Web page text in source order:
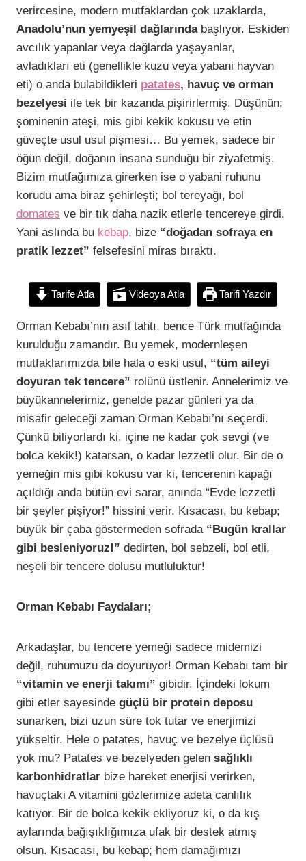
c
e
b
o
o
k
n
t
e
r
e
s
t
a
t
s
A
p
p
a
i
l
p
y
L
i
n
k
a
r
e
verircesine, modern mutfaklardan çok uzaklarda,
Anadolu’nun yemyeşil dağlarındabaşlıyor. Eskiden
avcılık yapanlar veya dağlarda yaşayanlar,
avladıkları eti (genellikle kuzu veya yabani hayvan
eti) o anda bulabildikleri patates, havuç ve orman
bezelyesi ile tek bir kazanda pişirirlermiş. Düşünün;
şöminenin ateşi, mis gibi kekik kokusu ve etin
güveçte usul usul pişmesi… Bu yemek, sadece bir
öğün değil, doğanın insana sunduğu bir ziyafetmiş.
Bizim mutfağımıza girerken ise o yabani ruhunu
korudu ama biraz şehirleşti; bol tereyağı, bol
domates ve bir tık daha nazik etlerle tencereye girdi.
Yani aslında bu kebap, bize “doğadan sofraya en
pratik lezzet” felsefesini miras bıraktı.
Tarife Atla Videoya Atla Tarifi Yazdır
Orman Kebabı’nın asıl tahtı, bence Türk mutfağında
kurulduğu zamandır. Bu yemek, modernleşen
mutfaklarımızda bile hala o eski usul, “tüm aileyi
doyuran tek tencere” rolünü üstlenir. Annelerimiz ve
büyükannelerimiz, genelde pazar günleri ya da
misafir geleceği zaman Orman Kebabı’nı seçerdi.
Çünkü biliyorlardı ki, içine ne kadar çok sevgi (ve
bolca kekik!) katarsan, o kadar lezzetli olur. Bir de o
yemeğin mis gibi kokusu var ki, tencerenin kapağı
açıldığı anda bütün evi sarar, anında “Evde lezzetli
bir şeyler pişiyor!” hissini verir. Kısacası, bu kebap;
büyük bir çaba göstermeden sofrada “Bugün krallar
gibi besleniyoruz!” dedirten, bol sebzeli, bol etli,
neşeli bir tencere dolusu mutluluktur!
Orman Kebabı Faydaları;
Arkadaşlar, bu tencere yemeği sadece midemizi
değil, ruhumuzu da doyuruyor! Orman Kebabı tam bir
“vitamin ve enerji takımı” gibidir. İçindeki lokum
gibi etler sayesinde güçlü bir protein deposu
sunarken, bizi uzun süre tok tutar ve enerjimizi
yükseltir. Hele o patates, havuç ve bezelye üçlüsü
yok mu? Patates ve bezelyeden gelen sağlıklı
karbonhidratlar bize hareket enerjisi verirken,
havuçtaki A vitamini gözlerimize adeta canlılık
katıyor. Bir de bolca kekik ekliyoruz ki, o da kış
aylarında bağışıklığımıza ufak bir destek atmış
olsun. Kısacası, bu kebap; hem damağımızı